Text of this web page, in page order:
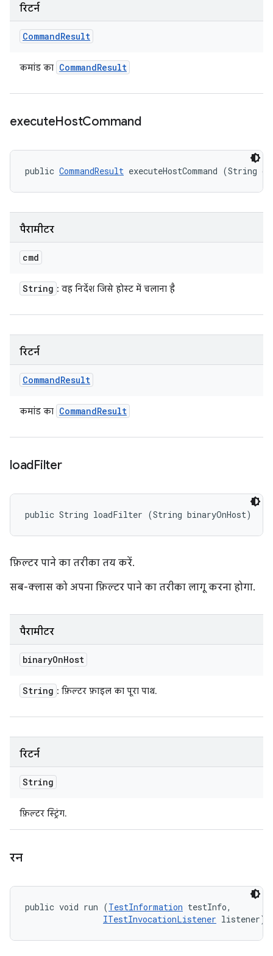
रिटर्न
CommandResult
कमांड का CommandResult
executeHostCommand
public CommandResult executeHostCommand (String
पैरामीटर
cmd
String : वह निर्देश जिसे होस्ट में चलाना है
रिटर्न
CommandResult
कमांड का CommandResult
loadFilter
public String loadFilter (String binaryOnHost)
फ़िल्टर पाने का तरीका तय करें.
सब-क्लास को अपना फ़िल्टर पाने का तरीका लागू करना होगा.
पैरामीटर
binaryOnHost
String : फ़िल्टर फ़ाइल का पूरा पाथ.
रिटर्न
String
फ़िल्टर स्ट्रिंग.
रन
public void run (TestInformation testInfo,
ITestInvocationListener listener)